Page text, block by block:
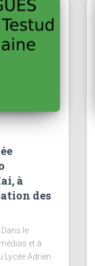
à
des
le
et à
Lycée Adrien